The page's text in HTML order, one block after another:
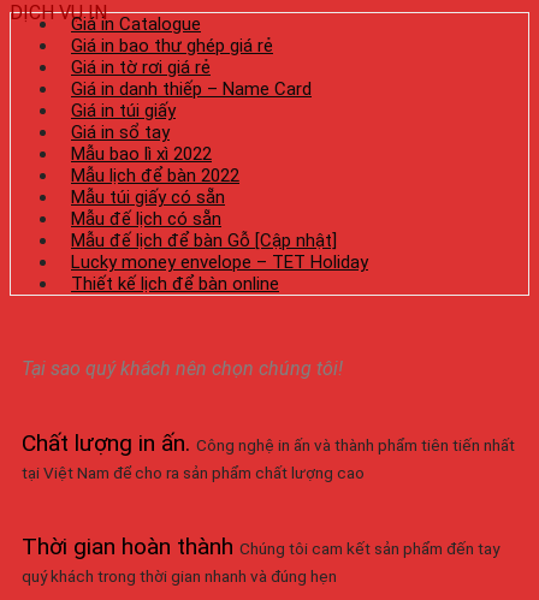
DỊCH VỤ INGiá in Catalogue
Giá in bao thư ghép giá rẻ
Giá in tờ rơi giá rẻ
Giá in danh thiếp – Name Card
Giá in túi giấy
Giá in sổ tay
Mẫu bao lì xì 2022
Mẫu lịch để bàn 2022
Mẫu túi giấy có sẵn
Mẫu đế lịch có sẵn
Mẫu đế lịch để bàn Gỗ [Cập nhật]
Lucky money envelope – TET Holiday
Thiết kế lịch để bàn online
Tại sao quý khách nên chọn chúng tôi!
Chất lượng in ấn. Công nghệ in ấn và thành phẩm tiên tiến nhất
tại Việt Nam để cho ra sản phẩm chất lượng cao
Thời gian hoàn thành Chúng tôi cam kết sản phẩm đến tay
quý khách trong thời gian nhanh và đúng hẹn